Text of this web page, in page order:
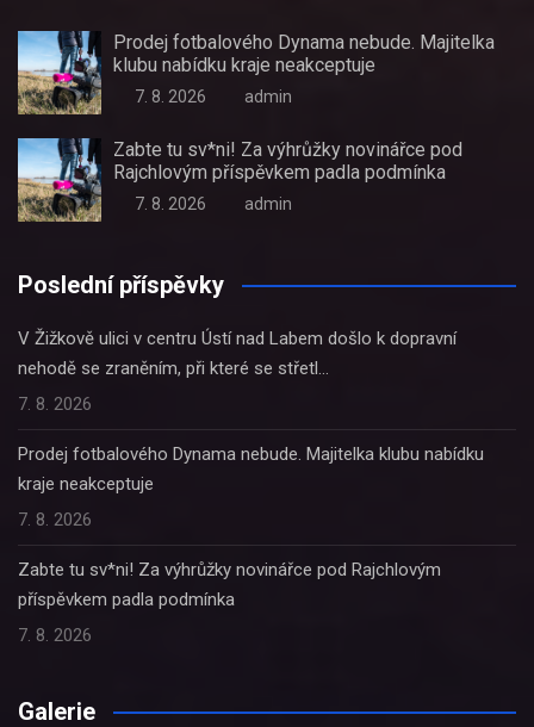
Prodej fotbalového Dynama nebude. Majitelka
klubu nabídku kraje neakceptuje
7. 8. 2026 admin
Zabte tu sv*ni! Za výhrůžky novinářce pod
Rajchlovým příspěvkem padla podmínka
7. 8. 2026 admin
Poslední příspěvky
V Žižkově ulici v centru Ústí nad Labem došlo k dopravní
nehodě se zraněním, při které se střetl…
7. 8. 2026
Prodej fotbalového Dynama nebude. Majitelka klubu nabídku
kraje neakceptuje
7. 8. 2026
Zabte tu sv*ni! Za výhrůžky novinářce pod Rajchlovým
příspěvkem padla podmínka
7. 8. 2026
Galerie